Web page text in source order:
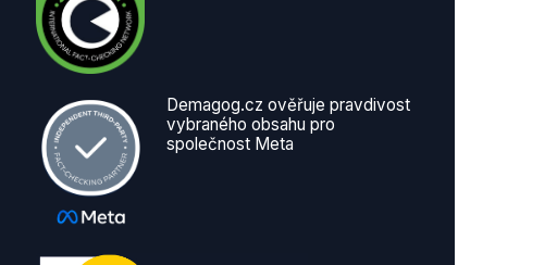
Demagog.cz ověřuje pravdivost
vybraného obsahu pro
společnost Meta